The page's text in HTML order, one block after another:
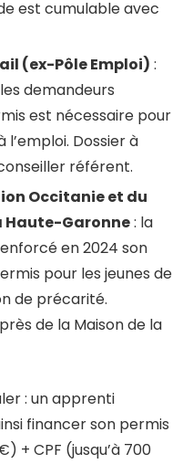
est cumulable avec
(ex-Pôle Emploi) :
demandeurs
est nécessaire pour
l’emploi. Dossier à
référent.
Occitanie et du
Haute-Garonne: la
en 2024 son
pour les jeunes de
de précarité.
de la Maison de la
: un apprenti
financer son permis
+ CPF (jusqu’à 700